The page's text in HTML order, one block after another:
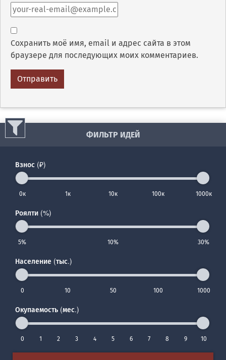
Сохранить моё имя, email и адрес сайта в этом
браузере для последующих моих комментариев.
ФИЛЬТР ИДЕЙ
Взнос (₽)
0к 1к 10к 100к 1000к
Роялти (%)
5% 10% 30%
Население (тыс.)
0 10 50 100 1000
Окупаемость (мес.)
0 1 2 3 4 5 6 7 8 9 10